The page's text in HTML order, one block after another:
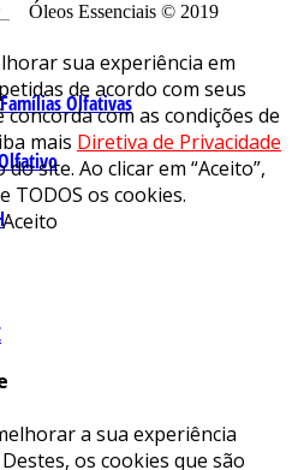
Olfativas
Óleos Essenciais © 2019
sua experiência em
de acordo com seus
com as condições de
mais Diretiva de Privacidade
site. Ao clicar em “Aceito”,
TODOS os cookies.
Aceito
a sua experiência
os cookies que são